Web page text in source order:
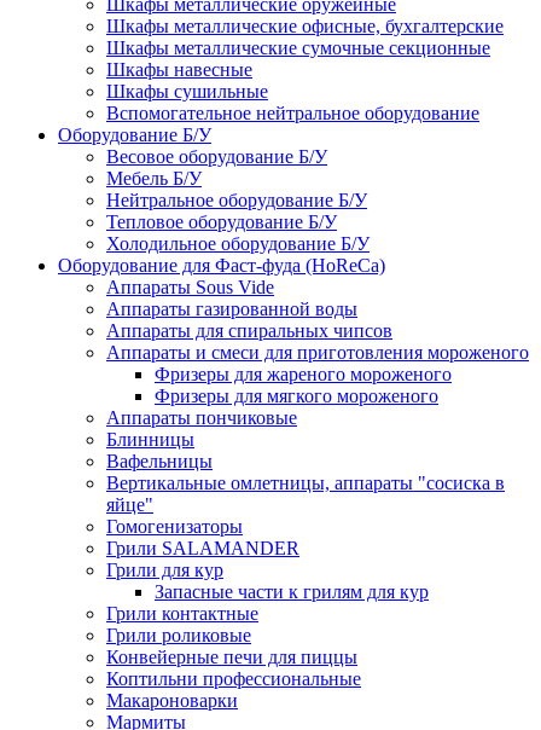
Шкафы металлические оружейные
Шкафы металлические офисные, бухгалтерские
Шкафы металлические сумочные секционные
Шкафы навесные
Шкафы сушильные
Вспомогательное нейтральное оборудование
Оборудование Б/У
Весовое оборудование Б/У
Мебель Б/У
Нейтральное оборудование Б/У
Тепловое оборудование Б/У
Холодильное оборудование Б/У
Оборудование для Фаст-фуда (HoReCa)
Аппараты Sous Vide
Аппараты газированной воды
Аппараты для спиральных чипсов
Аппараты и смеси для приготовления мороженого
Фризеры для жареного мороженого
Фризеры для мягкого мороженого
Аппараты пончиковые
Блинницы
Вафельницы
Вертикальные омлетницы, аппараты "сосиска в
яйце"
Гомогенизаторы
Грили SALAMANDER
Грили для кур
Запасные части к грилям для кур
Грили контактные
Грили роликовые
Конвейерные печи для пиццы
Коптильни профессиональные
Макароноварки
Мармиты